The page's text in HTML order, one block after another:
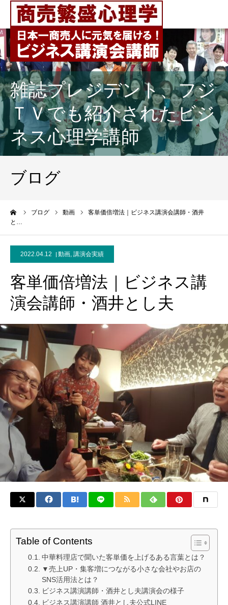
雑誌プレジデント、フジ
ＴＶでも紹介されたビジ
ネス心理学講師
ブログ
ブログ 動画
客単価倍増法｜ビジネス講演会講師・酒井
と…
2022.04.12 動画, 講演会実績
客単価倍増法｜ビジネス講
演会講師・酒井とし夫
Table of Contents
中華料理店で聞いた客単価を上げるある言葉とは？
▼売上UP・集客増につながる小さな会社やお店の
SNS活用法とは？
ビジネス講演講師・酒井とし夫講演会の様子
ビジネス講演講師 酒井とし夫公式LINE